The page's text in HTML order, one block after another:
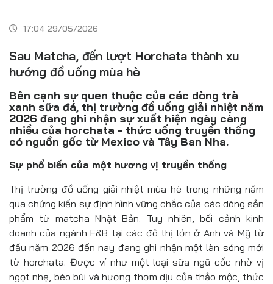
Kinh tế - Tiêu dùng
Đời sống
Thị trường
Đồ uống
Pháp luật
Khoa giáo
Multimedia
17:04 29/05/2026
Sau Matcha, đến lượt Horchata thành xu
hướng đồ uống mùa hè
Bên cạnh sự quen thuộc của các dòng trà
xanh sữa đá, thị trường đồ uống giải nhiệt năm
2026 đang ghi nhận sự xuất hiện ngày càng
nhiều của horchata - thức uống truyền thống
có nguồn gốc từ Mexico và Tây Ban Nha.
Sự phổ biến của một hương vị truyền thống
Thị trường đồ uống giải nhiệt mùa hè trong những năm
qua chứng kiến sự định hình vững chắc của các dòng sản
phẩm từ matcha Nhật Bản. Tuy nhiên, bối cảnh kinh
doanh của ngành F&B tại các đô thị lớn ở Anh và Mỹ từ
đầu năm 2026 đến nay đang ghi nhận một làn sóng mới
từ horchata. Được ví như một loại sữa ngũ cốc nhờ vị
ngọt nhẹ, béo bùi và hương thơm dịu của thảo mộc, thức